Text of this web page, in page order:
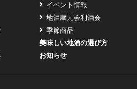
イベント情報
地酒蔵元会利酒会
季節商品
美味しい地酒の選び方
お知らせ